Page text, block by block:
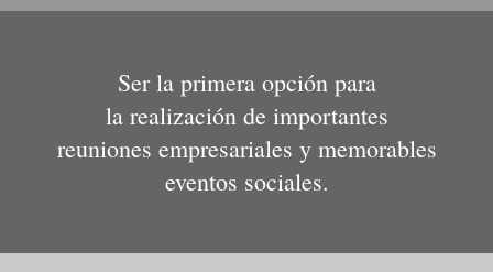
Ser la primera opción para
la realización de importantes
reuniones empresariales y memorables
eventos sociales.